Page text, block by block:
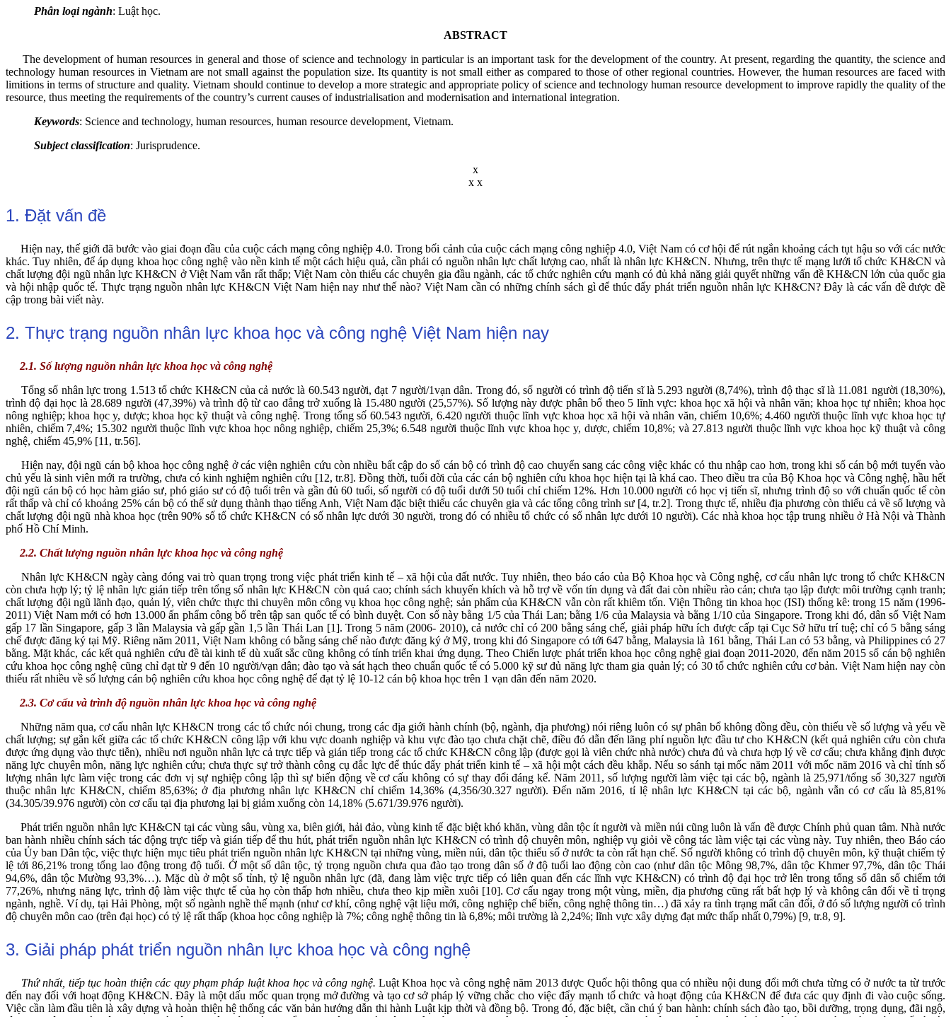
Phân loại ngành: Luật học.
ABSTRACT
The development of human resources in general and those of science and technology in particular is an important task for the development of the country. At present, regarding the quantity, the science and
technology human resources in Vietnam are not small against the population size. Its quantity is not small either as compared to those of other regional countries. However, the human resources are faced with
limitions in terms of structure and quality. Vietnam should continue to develop a more strategic and appropriate policy of science and technology human resource development to improve rapidly the quality of the
resource, thus meeting the requirements of the country’s current causes of industrialisation and modernisation and international integration.
Keywords: Science and technology, human resources, human resource development, Vietnam.
Subject classification: Jurisprudence.
x
x x
1. Đặt vấn đề
Hiện nay, thế giới đã bước vào giai đoạn đầu của cuộc cách mạng công nghiệp 4.0. Trong bối cảnh của cuộc cách mạng công nghiệp 4.0, Việt Nam có cơ hội để rút ngắn khoảng cách tụt hậu so với các nước
khác. Tuy nhiên, để áp dụng khoa học công nghệ vào nền kinh tế một cách hiệu quả, cần phải có nguồn nhân lực chất lượng cao, nhất là nhân lực KH&CN. Nhưng, trên thực tế mạng lưới tổ chức KH&CN và
chất lượng đội ngũ nhân lực KH&CN ở Việt Nam vẫn rất thấp; Việt Nam còn thiếu các chuyên gia đầu ngành, các tổ chức nghiên cứu mạnh có đủ khả năng giải quyết những vấn đề KH&CN lớn của quốc gia
và hội nhập quốc tế. Thực trạng nguồn nhân lực KH&CN Việt Nam hiện nay như thế nào? Việt Nam cần có những chính sách gì để thúc đẩy phát triển nguồn nhân lực KH&CN? Đây là các vấn đề được đề
cập trong bài viết này.
2. Thực trạng nguồn nhân lực khoa học và công nghệ Việt Nam hiện nay
2.1. Số lượng nguồn nhân lực khoa học và công nghệ
Tổng số nhân lực trong 1.513 tổ chức KH&CN của cả nước là 60.543 người, đạt 7 người/1vạn dân. Trong đó, số người có trình độ tiến sĩ là 5.293 người (8,74%), trình độ thạc sĩ là 11.081 người (18,30%),
trình độ đại học là 28.689 người (47,39%) và trình độ từ cao đẳng trở xuống là 15.480 người (25,57%). Số lượng này được phân bổ theo 5 lĩnh vực: khoa học xã hội và nhân văn; khoa học tự nhiên; khoa học
nông nghiệp; khoa học y, dược; khoa học kỹ thuật và công nghệ. Trong tổng số 60.543 người, 6.420 người thuộc lĩnh vực khoa học xã hội và nhân văn, chiếm 10,6%; 4.460 người thuộc lĩnh vực khoa học tự
nhiên, chiếm 7,4%; 15.302 người thuộc lĩnh vực khoa học nông nghiệp, chiếm 25,3%; 6.548 người thuộc lĩnh vực khoa học y, dược, chiếm 10,8%; và 27.813 người thuộc lĩnh vực khoa học kỹ thuật và công
nghệ, chiếm 45,9% [11, tr.56].
Hiện nay, đội ngũ cán bộ khoa học công nghệ ở các viện nghiên cứu còn nhiều bất cập do số cán bộ có trình độ cao chuyển sang các công việc khác có thu nhập cao hơn, trong khi số cán bộ mới tuyển vào
chủ yếu là sinh viên mới ra trường, chưa có kinh nghiệm nghiên cứu [12, tr.8]. Đồng thời, tuổi đời của các cán bộ nghiên cứu khoa học hiện tại là khá cao. Theo điều tra của Bộ Khoa học và Công nghệ, hầu hết
đội ngũ cán bộ có học hàm giáo sư, phó giáo sư có độ tuổi trên và gần đủ 60 tuổi, số người có độ tuổi dưới 50 tuổi chỉ chiếm 12%. Hơn 10.000 người có học vị tiến sĩ, nhưng trình độ so với chuẩn quốc tế còn
rất thấp và chỉ có khoảng 25% cán bộ có thể sử dụng thành thạo tiếng Anh, Việt Nam đặc biệt thiếu các chuyên gia và các tổng công trình sư [4, tr.2]. Trong thực tế, nhiều địa phương còn thiếu cả về số lượng và
chất lượng đội ngũ nhà khoa học (trên 90% số tổ chức KH&CN có số nhân lực dưới 30 người, trong đó có nhiều tổ chức có số nhân lực dưới 10 người). Các nhà khoa học tập trung nhiều ở Hà Nội và Thành
phố Hồ Chí Minh.
2.2. Chất lượng nguồn nhân lực khoa học và công nghệ
Nhân lực KH&CN ngày càng đóng vai trò quan trọng trong việc phát triển kinh tế – xã hội của đất nước. Tuy nhiên, theo báo cáo của Bộ Khoa học và Công nghệ, cơ cấu nhân lực trong tổ chức KH&CN
còn chưa hợp lý; tỷ lệ nhân lực gián tiếp trên tổng số nhân lực KH&CN còn quá cao; chính sách khuyến khích và hỗ trợ về vốn tín dụng và đất đai còn nhiều rào cản; chưa tạo lập được môi trường cạnh tranh;
chất lượng đội ngũ lãnh đạo, quản lý, viên chức thực thi chuyên môn công vụ khoa học công nghệ; sản phẩm của KH&CN vẫn còn rất khiêm tốn. Viện Thông tin khoa học (ISI) thống kê: trong 15 năm (1996-
2011) Việt Nam mới có hơn 13.000 ấn phẩm công bố trên tập san quốc tế có bình duyệt. Con số này bằng 1/5 của Thái Lan; bằng 1/6 của Malaysia và bằng 1/10 của Singapore. Trong khi đó, dân số Việt Nam
gấp 17 lần Singapore, gấp 3 lần Malaysia và gấp gần 1,5 lần Thái Lan [1]. Trong 5 năm (2006- 2010), cả nước chỉ có 200 bằng sáng chế, giải pháp hữu ích được cấp tại Cục Sở hữu trí tuệ; chỉ có 5 bằng sáng
chế được đăng ký tại Mỹ. Riêng năm 2011, Việt Nam không có bằng sáng chế nào được đăng ký ở Mỹ, trong khi đó Singapore có tới 647 bằng, Malaysia là 161 bằng, Thái Lan có 53 bằng, và Philippines có 27
bằng. Mặt khác, các kết quả nghiên cứu đề tài kinh tế dù xuất sắc cũng không có tính triển khai ứng dụng. Theo Chiến lược phát triển khoa học công nghệ giai đoạn 2011-2020, đến năm 2015 số cán bộ nghiên
cứu khoa học công nghệ cũng chỉ đạt từ 9 đến 10 người/vạn dân; đào tạo và sát hạch theo chuẩn quốc tế có 5.000 kỹ sư đủ năng lực tham gia quản lý; có 30 tổ chức nghiên cứu cơ bản. Việt Nam hiện nay còn
thiếu rất nhiều về số lượng cán bộ nghiên cứu khoa học công nghệ để đạt tỷ lệ 10-12 cán bộ khoa học trên 1 vạn dân đến năm 2020.
2.3. Cơ cấu và trình độ nguồn nhân lực khoa học và công nghệ
Những năm qua, cơ cấu nhân lực KH&CN trong các tổ chức nói chung, trong các địa giới hành chính (bộ, ngành, địa phương) nói riêng luôn có sự phân bổ không đồng đều, còn thiếu về số lượng và yếu về
chất lượng; sự gắn kết giữa các tổ chức KH&CN công lập với khu vực doanh nghiệp và khu vực đào tạo chưa chặt chẽ, điều đó dẫn đến lãng phí nguồn lực đầu tư cho KH&CN (kết quả nghiên cứu còn chưa
được ứng dụng vào thực tiễn), nhiều nơi nguồn nhân lực cả trực tiếp và gián tiếp trong các tổ chức KH&CN công lập (được gọi là viên chức nhà nước) chưa đủ và chưa hợp lý về cơ cấu; chưa khẳng định được
năng lực chuyên môn, năng lực nghiên cứu; chưa thực sự trở thành công cụ đắc lực để thúc đẩy phát triển kinh tế – xã hội một cách đều khắp. Nếu so sánh tại mốc năm 2011 với mốc năm 2016 và chỉ tính số
lượng nhân lực làm việc trong các đơn vị sự nghiệp công lập thì sự biến động về cơ cấu không có sự thay đổi đáng kể. Năm 2011, số lượng người làm việc tại các bộ, ngành là 25,971/tổng số 30,327 người
thuộc nhân lực KH&CN, chiếm 85,63%; ở địa phương nhân lực KH&CN chỉ chiếm 14,36% (4,356/30.327 người). Đến năm 2016, tỉ lệ nhân lực KH&CN tại các bộ, ngành vẫn có cơ cấu là 85,81%
(34.305/39.976 người) còn cơ cấu tại địa phương lại bị giảm xuống còn 14,18% (5.671/39.976 người).
Phát triển nguồn nhân lực KH&CN tại các vùng sâu, vùng xa, biên giới, hải đảo, vùng kinh tế đặc biệt khó khăn, vùng dân tộc ít người và miền núi cũng luôn là vấn đề được Chính phủ quan tâm. Nhà nước
ban hành nhiều chính sách tác động trực tiếp và gián tiếp để thu hút, phát triển nguồn nhân lực KH&CN có trình độ chuyên môn, nghiệp vụ giỏi về công tác làm việc tại các vùng này. Tuy nhiên, theo Báo cáo
của Ủy ban Dân tộc, việc thực hiện mục tiêu phát triển nguồn nhân lực KH&CN tại những vùng, miền núi, dân tộc thiểu số ở nước ta còn rất hạn chế. Số người không có trình độ chuyên môn, kỹ thuật chiếm tỷ
lệ tới 86,21% trong tổng lao động trong độ tuổi. Ở một số dân tộc, tỷ trọng nguồn chưa qua đào tạo trong dân số ở độ tuổi lao động còn cao (như dân tộc Mông 98,7%, dân tộc Khmer 97,7%, dân tộc Thái
94,6%, dân tộc Mường 93,3%…). Mặc dù ở một số tỉnh, tỷ lệ nguồn nhân lực (đã, đang làm việc trực tiếp có liên quan đến các lĩnh vực KH&CN) có trình độ đại học trở lên trong tổng số dân số chiếm tới
77,26%, nhưng năng lực, trình độ làm việc thực tế của họ còn thấp hơn nhiều, chưa theo kịp miền xuôi [10]. Cơ cấu ngay trong một vùng, miền, địa phương cũng rất bất hợp lý và không cân đối về tỉ trọng
ngành, nghề. Ví dụ, tại Hải Phòng, một số ngành nghề thế mạnh (như cơ khí, công nghệ vật liệu mới, công nghiệp chế biến, công nghệ thông tin…) đã xảy ra tình trạng mất cân đối, ở đó số lượng người có trình
độ chuyên môn cao (trên đại học) có tỷ lệ rất thấp (khoa học công nghiệp là 7%; công nghệ thông tin là 6,8%; môi trường là 2,24%; lĩnh vực xây dựng đạt mức thấp nhất 0,79%) [9, tr.8, 9].
3. Giải pháp phát triển nguồn nhân lực khoa học và công nghệ
Thứ nhất, tiếp tục hoàn thiện các quy phạm pháp luật khoa học và công nghệ. Luật Khoa học và công nghệ năm 2013 được Quốc hội thông qua có nhiều nội dung đổi mới chưa từng có ở nước ta từ trước
đến nay đối với hoạt động KH&CN. Đây là một dấu mốc quan trọng mở đường và tạo cơ sở pháp lý vững chắc cho việc đẩy mạnh tổ chức và hoạt động của KH&CN để đưa các quy định đi vào cuộc sống.
Việc cần làm đầu tiên là xây dựng và hoàn thiện hệ thống các văn bản hướng dẫn thi hành Luật kịp thời và đồng bộ. Trong đó, đặc biệt, cần chú ý ban hành: chính sách đào tạo, bồi dưỡng, trọng dụng, đãi ngộ,